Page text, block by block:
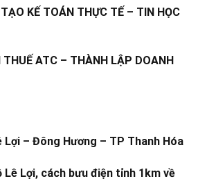
KẾ TOÁN THỰC TẾ – TIN HỌC
THUẾ ATC – THÀNH LẬP DOANH
Lợi – Đông Hương – TP Thanh Hóa
Lợi, cách bưu điện tỉnh 1km về